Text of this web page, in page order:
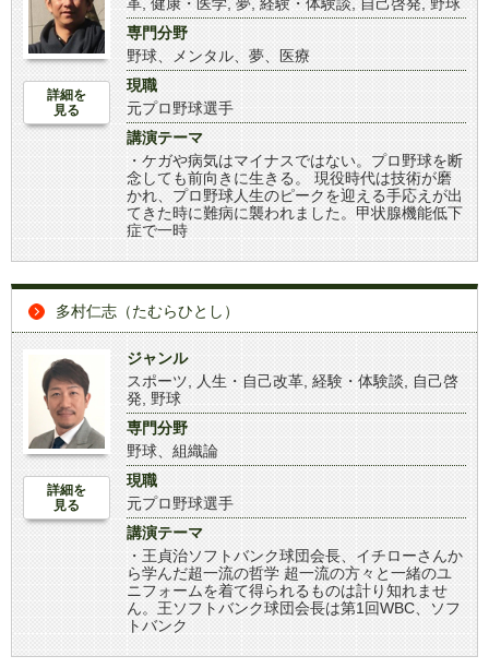
詳細を
見る
専門分野
野球、メンタル、夢、医療
現職
元プロ野球選手
講演テーマ
・ケガや病気はマイナスではない。プロ野球を断
念しても前向きに生きる。 現役時代は技術が磨
かれ、プロ野球人生のピークを迎える手応えが出
てきた時に難病に襲われました。甲状腺機能低下
症で一時
多村仁志（たむらひとし）
詳細を
見る
ジャンル
スポーツ
人生・自己改革 経験・体験談
自己啓
発 野球
専門分野
野球、組織論
現職
元プロ野球選手
講演テーマ
・王貞治ソフトバンク球団会長、イチローさんか
ら学んだ超一流の哲学 超一流の方々と一緒のユ
ニフォームを着て得られるものは計り知れませ
ん。王ソフトバンク球団会長は第1回WBC、ソフ
トバンク